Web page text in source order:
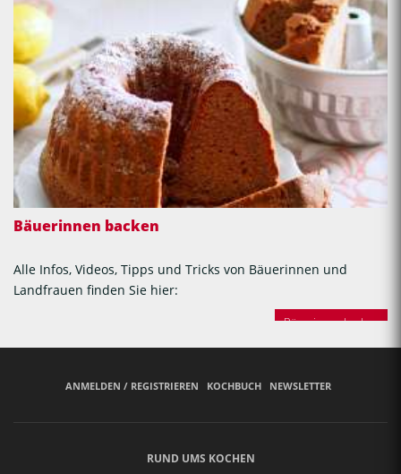
Bäuerinnen backen
Alle Infos, Videos, Tipps und Tricks von Bäuerinnen und
Landfrauen finden Sie hier:
Bäuerinnen backen
ANMELDEN / REGISTRIEREN KOCHBUCH NEWSLETTER
RUND UMS KOCHEN